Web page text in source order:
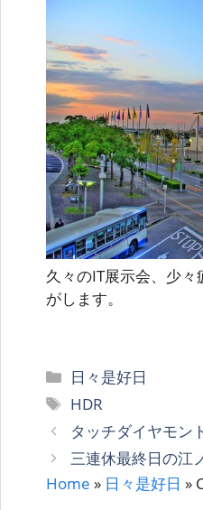
久々のIT展示会、少
がします。
カ
テ
リ
ー
日々是好日
タ
グ
HDR
タッチダイヤモン
三連休最終日の江
Home » 日々是好日 »